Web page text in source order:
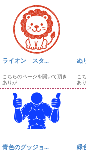
ライオン スタ...
こちらのページを開いて頂き
ありが...
ぬ
こ
あ
青色のグッジョ... 緑